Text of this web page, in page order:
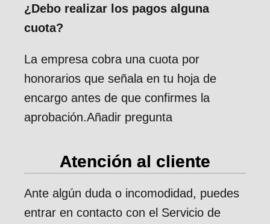
¿Debo realizar los pagos alguna
cuota?
La empresa cobra una cuota por
honorarios que señala en tu hoja de
encargo antes de que confirmes la
aprobación.Añadir pregunta
Atención al cliente
Ante algún duda o incomodidad, puedes
entrar en contacto con el Servicio de